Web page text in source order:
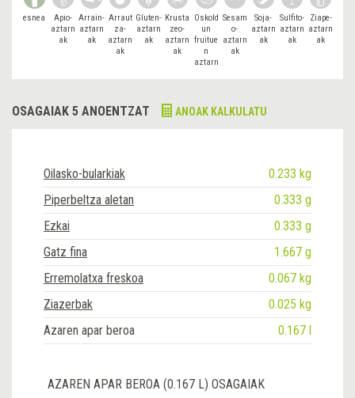
esnea
Apio-
aztarn
ak
Arrain-
aztarn
ak
Arraut
za-
aztarn
ak
Gluten-
aztarn
ak
Krusta
zeo-
aztarn
ak
Oskold
un
fruitue
n
aztarn
Sesam
o-
aztarn
ak
Soja-
aztarn
ak
Sulfito-
aztarn
ak
Ziape-
aztarn
ak
OSAGAIAK 5 ANOENTZAT ANOAK KALKULATU
Oilasko-bularkiak
0.233 kg
Piperbeltza aletan
0.333 g
Ezkai
0.333 g
Gatz fina
1.667 g
Erremolatxa freskoa
0.067 kg
Ziazerbak
0.025 kg
Azaren apar beroa
0.167 l
AZAREN APAR BEROA (0.167 L) OSAGAIAK